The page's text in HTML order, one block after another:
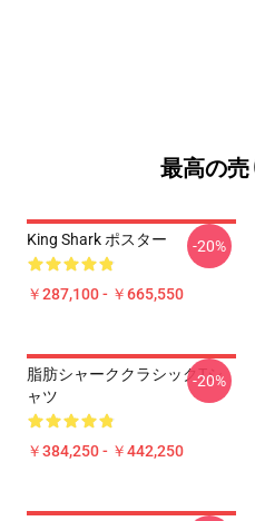
最高の
King Shark ポスター
￥287,100 - ￥665,550
-20%
脂肪シャーククラシックTシ
ャツ
￥384,250 - ￥442,250
-20%